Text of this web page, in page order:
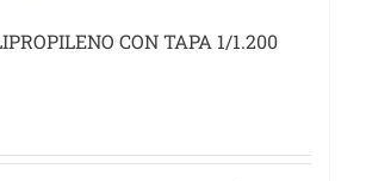
CON TAPA 1/1.200